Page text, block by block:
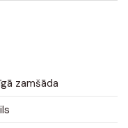
zamšāda